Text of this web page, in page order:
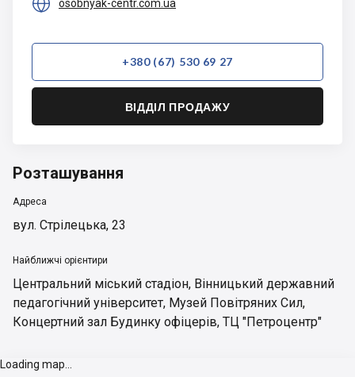
osobnyak-centr.com.ua
+380 (67) 530 69 27
ВІДДІЛ ПРОДАЖУ
Розташування
Адреса
вул. Стрілецька, 23
Найближчі орієнтири
Центральний міський стадіон, Вінницький державний
педагогічний університет, Музей Повітряних Сил,
Концертний зал Будинку офіцерів, ТЦ "Петроцентр"
Loading map...